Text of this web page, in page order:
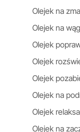
Olejek na
Olejek na
Olejek
Olejek
Olejek
Olejek na
Olejek
Olejek na